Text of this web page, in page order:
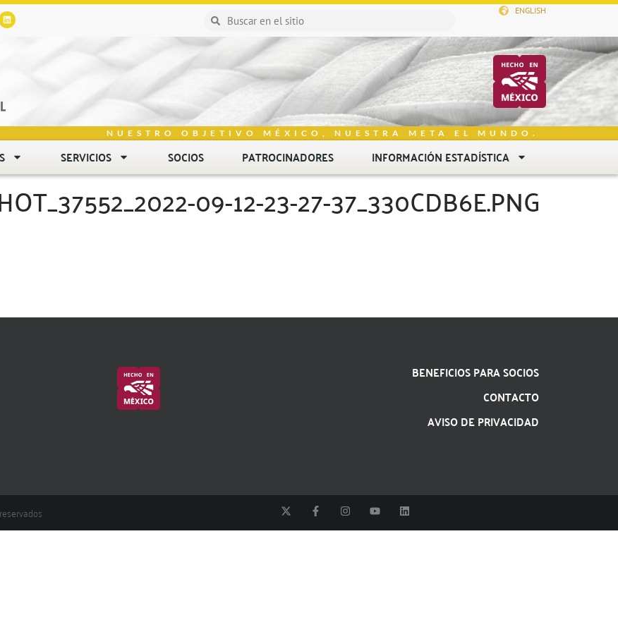
ENGLISH
NUESTRO OBJETIVO MÉXICO, NUESTRA META EL MUNDO.
SERVICIOS SOCIOS PATROCINADORES INFORMACIÓN ESTADÍSTICA
09-12-23-27-37_330CDB6E.PNG
BENEFICIOS PARA SOCIOS
CONTACTO
AVISO DE PRIVACIDAD